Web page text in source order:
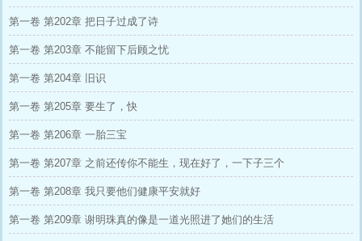
第一卷 第202章 把日子过成了诗
第一卷 第203章 不能留下后顾之忧
第一卷 第204章 旧识
第一卷 第205章 要生了，快
第一卷 第206章 一胎三宝
第一卷 第207章 之前还传你不能生，现在好了，一下子三个
第一卷 第208章 我只要他们健康平安就好
第一卷 第209章 谢明珠真的像是一道光照进了她们的生活